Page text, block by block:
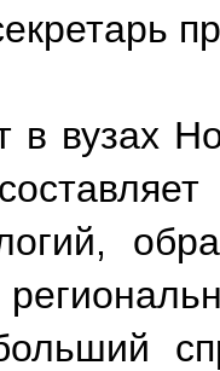
вузах